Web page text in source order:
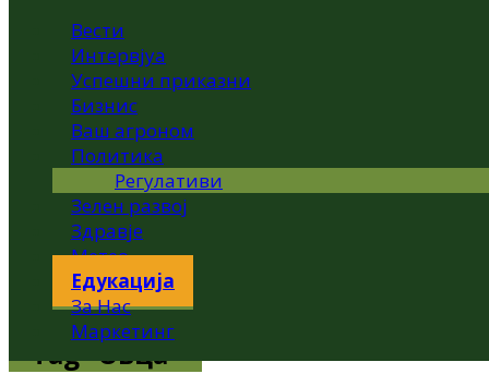
Вести
Интервјуа
Успешни приказни
Бизнис
Ваш агроном
Политика
Регулативи
Зелен развој
Здравје
Метео
Едукација
За Нас
Маркетинг
Tag "Овца"